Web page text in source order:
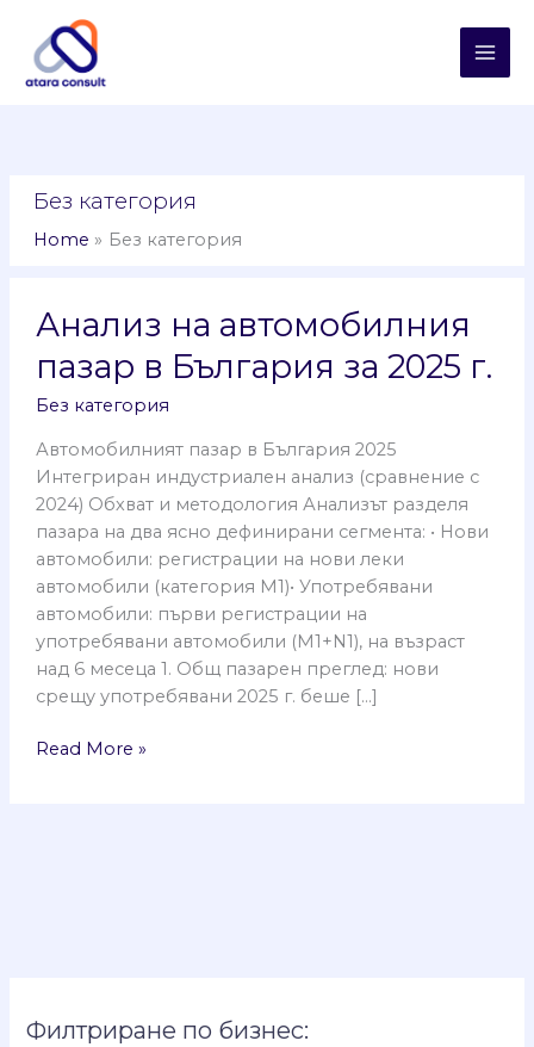
content
Филтриране по бизнес:
Без категория
Home Без категория
Анализ на автомобилния
пазар в България за 2025 г.
Без категория
Автомобилният пазар в България 2025
Интегриран индустриален анализ (сравнение с
2024) Обхват и методология Анализът разделя
пазара на два ясно дефинирани сегмента: • Нови
автомобили: регистрации на нови леки
автомобили (категория M1)• Употребявани
автомобили: първи регистрации на
употребявани автомобили (M1+N1), на възраст
над 6 месеца 1. Общ пазарен преглед: нови
срещу употребявани 2025 г. беше […]
на
пазар
в
за
2025
г.
Read More »